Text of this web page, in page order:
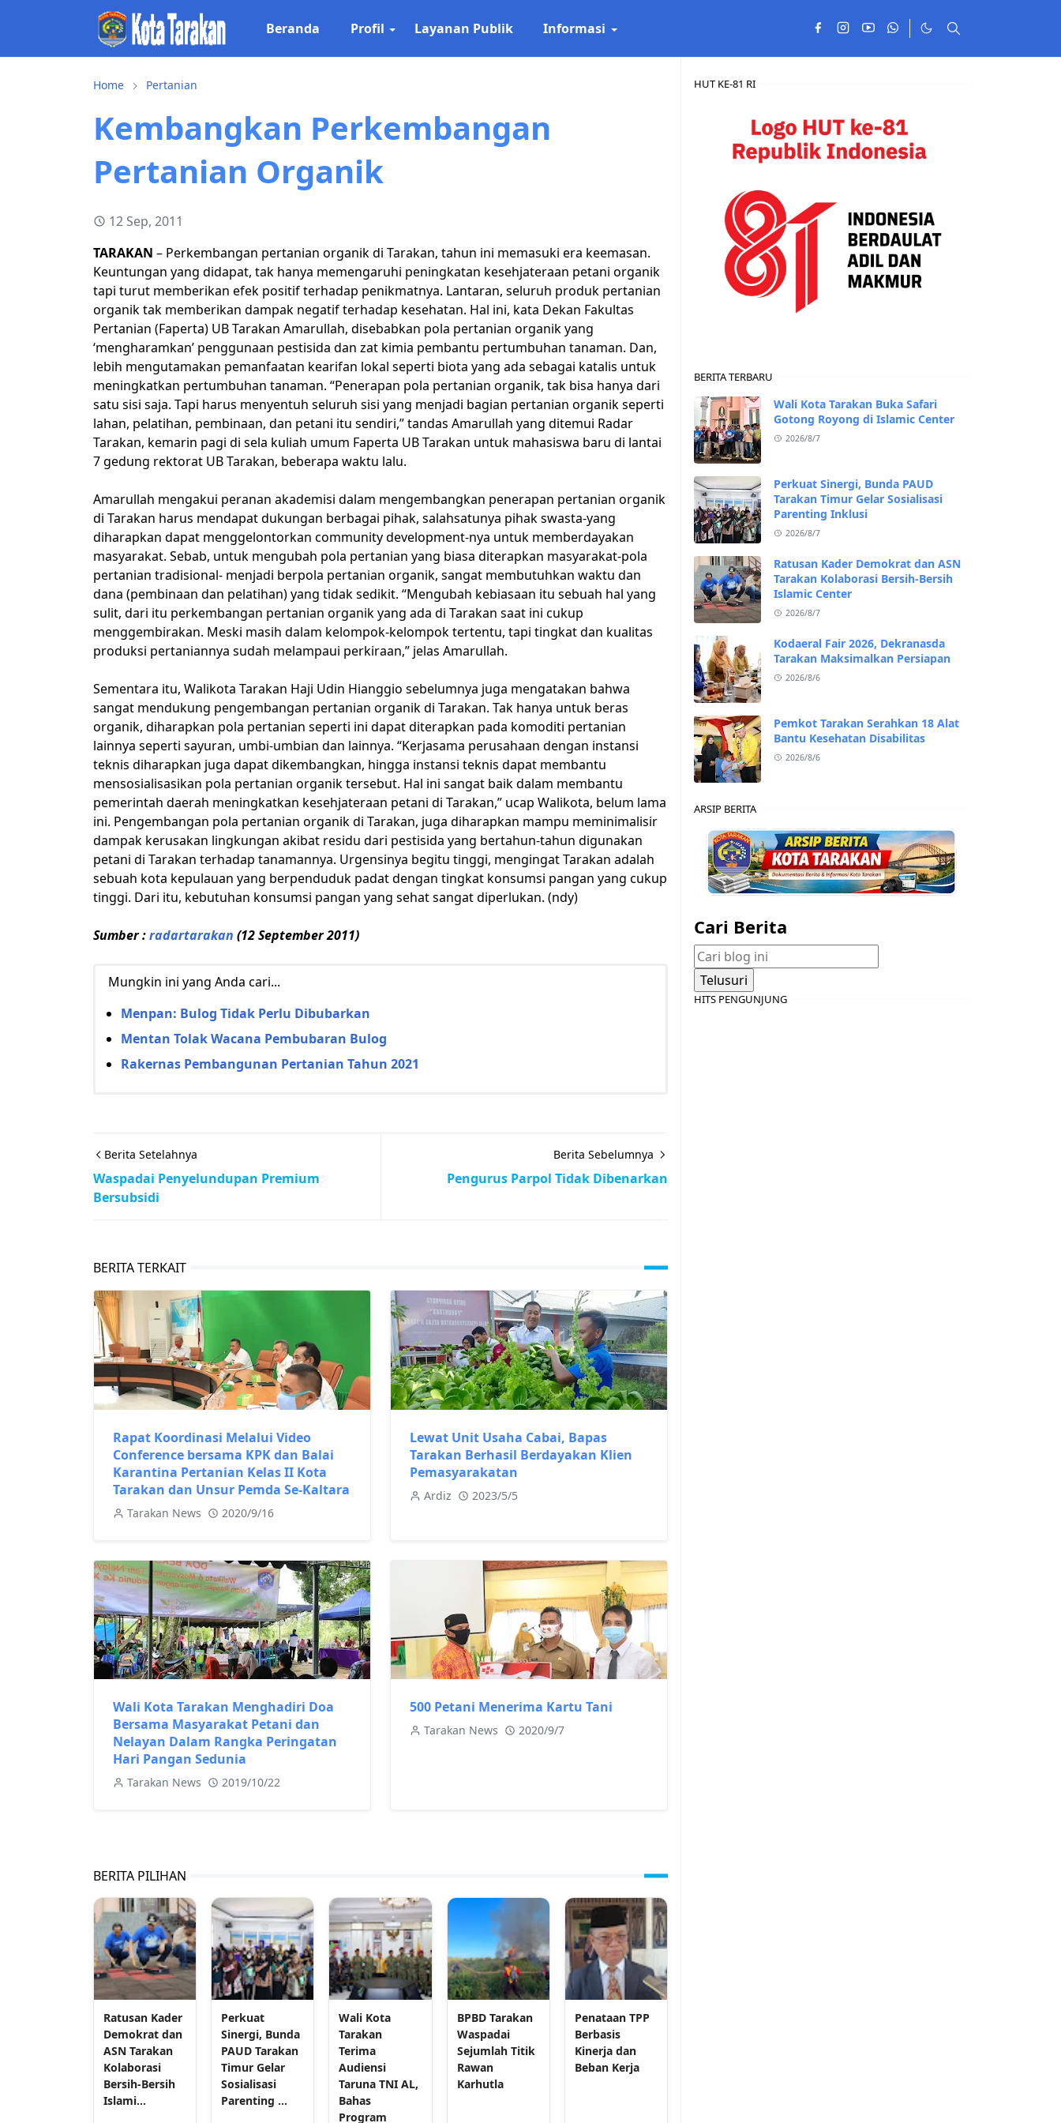
Beranda Profil Layanan Publik Informasi
Home Pertanian
Kembangkan Perkembangan
Pertanian Organik
12 Sep, 2011
TARAKAN – Perkembangan pertanian organik di Tarakan, tahun ini memasuki era keemasan.
Keuntungan yang didapat, tak hanya memengaruhi peningkatan kesehjateraan petani organik
tapi turut memberikan efek positif terhadap penikmatnya. Lantaran, seluruh produk pertanian
organik tak memberikan dampak negatif terhadap kesehatan. Hal ini, kata Dekan Fakultas
Pertanian (Faperta) UB Tarakan Amarullah, disebabkan pola pertanian organik yang
‘mengharamkan’ penggunaan pestisida dan zat kimia pembantu pertumbuhan tanaman. Dan,
lebih mengutamakan pemanfaatan kearifan lokal seperti biota yang ada sebagai katalis untuk
meningkatkan pertumbuhan tanaman. “Penerapan pola pertanian organik, tak bisa hanya dari
satu sisi saja. Tapi harus menyentuh seluruh sisi yang menjadi bagian pertanian organik seperti
lahan, pelatihan, pembinaan, dan petani itu sendiri,” tandas Amarullah yang ditemui Radar
Tarakan, kemarin pagi di sela kuliah umum Faperta UB Tarakan untuk mahasiswa baru di lantai
7 gedung rektorat UB Tarakan, beberapa waktu lalu.
Amarullah mengakui peranan akademisi dalam mengembangkan penerapan pertanian organik
di Tarakan harus mendapat dukungan berbagai pihak, salahsatunya pihak swasta-yang
diharapkan dapat menggelontorkan community development-nya untuk memberdayakan
masyarakat. Sebab, untuk mengubah pola pertanian yang biasa diterapkan masyarakat-pola
pertanian tradisional- menjadi berpola pertanian organik, sangat membutuhkan waktu dan
dana (pembinaan dan pelatihan) yang tidak sedikit. “Mengubah kebiasaan itu sebuah hal yang
sulit, dari itu perkembangan pertanian organik yang ada di Tarakan saat ini cukup
menggembirakan. Meski masih dalam kelompok-kelompok tertentu, tapi tingkat dan kualitas
produksi pertaniannya sudah melampaui perkiraan,” jelas Amarullah.
Sementara itu, Walikota Tarakan Haji Udin Hianggio sebelumnya juga mengatakan bahwa
sangat mendukung pengembangan pertanian organik di Tarakan. Tak hanya untuk beras
organik, diharapkan pola pertanian seperti ini dapat diterapkan pada komoditi pertanian
lainnya seperti sayuran, umbi-umbian dan lainnya. “Kerjasama perusahaan dengan instansi
teknis diharapkan juga dapat dikembangkan, hingga instansi teknis dapat membantu
mensosialisasikan pola pertanian organik tersebut. Hal ini sangat baik dalam membantu
pemerintah daerah meningkatkan kesehjateraan petani di Tarakan,” ucap Walikota, belum lama
ini. Pengembangan pola pertanian organik di Tarakan, juga diharapkan mampu meminimalisir
dampak kerusakan lingkungan akibat residu dari pestisida yang bertahun-tahun digunakan
petani di Tarakan terhadap tanamannya. Urgensinya begitu tinggi, mengingat Tarakan adalah
sebuah kota kepulauan yang berpenduduk padat dengan tingkat konsumsi pangan yang cukup
tinggi. Dari itu, kebutuhan konsumsi pangan yang sehat sangat diperlukan. (ndy)
Sumber :radartarakan (12 September 2011)
Mungkin ini yang Anda cari...
Menpan: Bulog Tidak Perlu Dibubarkan
Mentan Tolak Wacana Pembubaran Bulog
Rakernas Pembangunan Pertanian Tahun 2021
Berita Setelahnya
Waspadai Penyelundupan Premium
Bersubsidi
Berita Sebelumnya
Pengurus Parpol Tidak Dibenarkan
BERITA TERKAIT
Rapat Koordinasi Melalui Video
Conference bersama KPK dan Balai
Karantina Pertanian Kelas II Kota
Tarakan dan Unsur Pemda Se-Kaltara
Tarakan News 2020/9/16
Lewat Unit Usaha Cabai, Bapas
Tarakan Berhasil Berdayakan Klien
Pemasyarakatan
Ardiz 2023/5/5
Wali Kota Tarakan Menghadiri Doa
Bersama Masyarakat Petani dan
Nelayan Dalam Rangka Peringatan
Hari Pangan Sedunia
Tarakan News 2019/10/22
500 Petani Menerima Kartu Tani
Tarakan News 2020/9/7
BERITA PILIHAN
Ratusan Kader
Demokrat dan
ASN Tarakan
Kolaborasi
Bersih-Bersih
Islami...
Perkuat
Sinergi, Bunda
PAUD Tarakan
Timur Gelar
Sosialisasi
Parenting ...
Wali Kota
Tarakan
Terima
Audiensi
Taruna TNI AL,
Bahas
Program
BPBD Tarakan
Waspadai
Sejumlah Titik
Rawan
Karhutla
Penataan TPP
Berbasis
Kinerja dan
Beban Kerja
HUT KE-81 RI
BERITA TERBARU
Wali Kota Tarakan Buka Safari
Gotong Royong di Islamic Center
2026/8/7
Perkuat Sinergi, Bunda PAUD
Tarakan Timur Gelar Sosialisasi
Parenting Inklusi
2026/8/7
Ratusan Kader Demokrat dan ASN
Tarakan Kolaborasi Bersih-Bersih
Islamic Center
2026/8/7
Kodaeral Fair 2026, Dekranasda
Tarakan Maksimalkan Persiapan
2026/8/6
Pemkot Tarakan Serahkan 18 Alat
Bantu Kesehatan Disabilitas
2026/8/6
ARSIP BERITA
Cari Berita
HITS PENGUNJUNG